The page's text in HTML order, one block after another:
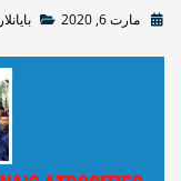
مارت 6, 2020 بايانلار